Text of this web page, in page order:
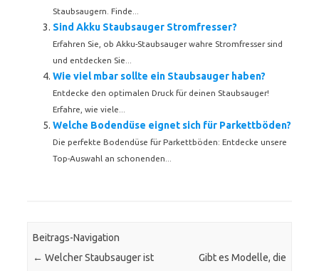
Staubsaugern. Finde...
Sind Akku Staubsauger Stromfresser?
Erfahren Sie, ob Akku-Staubsauger wahre Stromfresser sind
und entdecken Sie...
Wie viel mbar sollte ein Staubsauger haben?
Entdecke den optimalen Druck für deinen Staubsauger!
Erfahre, wie viele...
Welche Bodendüse eignet sich für Parkettböden?
Die perfekte Bodendüse für Parkettböden: Entdecke unsere
Top-Auswahl an schonenden...
Beitrags-Navigation
← Welcher Staubsauger ist
Gibt es Modelle, die